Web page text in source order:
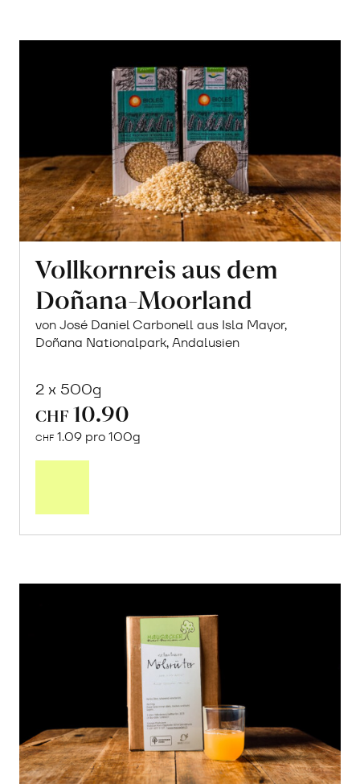
Vollkornreis aus dem
Doñana-Moorland
von José Daniel Carbonell aus Isla Mayor,
Doñana Nationalpark, Andalusien
2 x 500g
CHF 10.90
CHF 1.09 pro 100g